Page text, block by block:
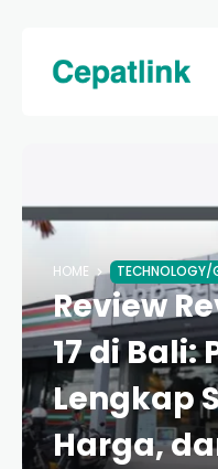
HOME TECHNOLOGY/
Review
17 di Bali:
Lengkap
Harga,